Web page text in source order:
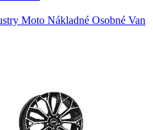
Moto Nákladné Osobné Van